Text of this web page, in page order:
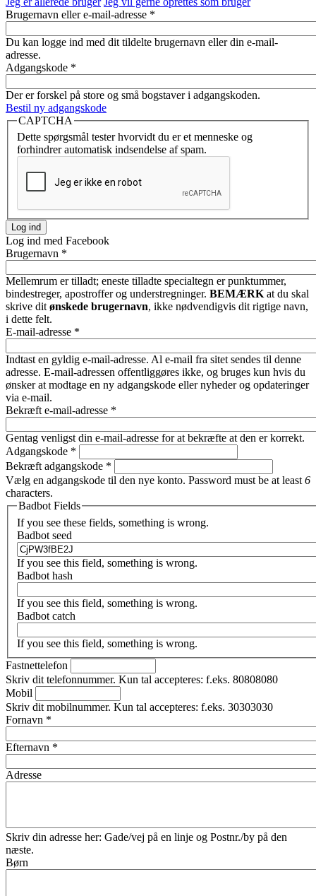
Brugernavn eller e-mail-adresse *
Du kan logge ind med dit tildelte brugernavn eller din e-mail-
adresse.
Adgangskode *
Der er forskel på store og små bogstaver i adgangskoden.
Bestil ny adgangskode
CAPTCHA
Dette spørgsmål tester hvorvidt du er et menneske og
forhindrer automatisk indsendelse af spam.
Log ind med Facebook
Brugernavn *
Mellemrum er tilladt; eneste tilladte specialtegn er punktummer,
bindestreger, apostroffer og understregninger. BEMÆRK at du skal
skrive dit ønskede brugernavn, ikke nødvendigvis dit rigtige navn,
i dette felt.
E-mail-adresse *
Indtast en gyldig e-mail-adresse. Al e-mail fra sitet sendes til denne
adresse. E-mail-adressen offentliggøres ikke, og bruges kun hvis du
ønsker at modtage en ny adgangskode eller nyheder og opdateringer
via e-mail.
Bekræft e-mail-adresse *
Gentag venligst din e-mail-adresse for at bekræfte at den er korrekt.
Adgangskode *
Bekræft adgangskode *
Vælg en adgangskode til den nye konto. Password must be at least 6
characters.
Badbot Fields
If you see these fields, something is wrong.
Badbot seed
If you see this field, something is wrong.
Badbot hash
If you see this field, something is wrong.
Badbot catch
If you see this field, something is wrong.
Fastnettelefon
Skriv dit telefonnummer. Kun tal accepteres: f.eks. 80808080
Mobil
Skriv dit mobilnummer. Kun tal accepteres: f.eks. 30303030
Fornavn *
Efternavn *
Adresse
Skriv din adresse her: Gade/vej på en linje og Postnr./by på den
næste.
Børn